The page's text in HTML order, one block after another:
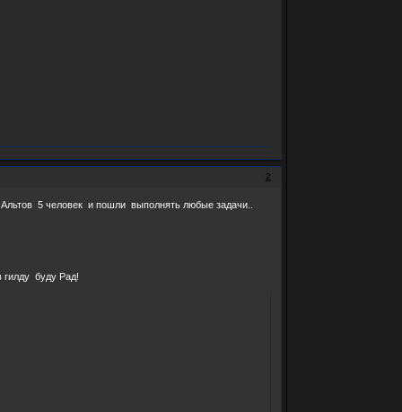
2
5 человек и пошли выполнять любые задачи..
буду Рад!